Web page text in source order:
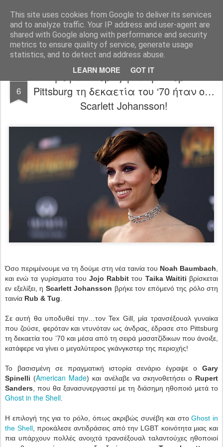
This site uses cookies from Google to deliver its services
and to analyze traffic. Your IP address and user-agent are
shared with Google along with performance and security
metrics to ensure quality of service, generate usage
statistics, and to detect and address abuse.
LEARN MORE GOT IT
FilmBoy
6
Ο μεγαλύτερος γκάνγκστερ στο
Pittsburg τη δεκαετία του ‘70 ήταν ο…
Scarlett Johansson!
Όσο περιμένουμε να τη δούμε στη νέα ταινία του Noah Baumbach
και ενώ τα γυρίσματα του Jojo Rabbit του Taika Waititi βρίσκεται
εν εξελίξει, η Scarlett Johansson βρήκε τον επόμενό της ρόλο στη
ταινία Rub & Tug
Σε αυτή θα υποδυθεί την…τον Tex Gill, μία τρανσέξουαλ γυναίκα
που ζούσε, φερόταν και ντυνόταν ως άνδρας, έδρασε στο Pittsburg
τη δεκαετία του ’70 και μέσα από τη σειρά μασατζίδικων που άνοιξε,
κατάφερε να γίνει ο μεγαλύτερος γκάνγκστερ της περιοχής!
Το βασισμένη σε πραγματική ιστορία σενάριο έγραψε ο Gary
Spinelli (American Made) και ανέλαβε να σκηνοθετήσει ο Rupert
Sanders , που θα ξανασυνεργαστεί με τη διάσημη ηθοποιό μετά το
Ghost in the Shell
Η επιλογή της για το ρόλο, όπως ακριβώς συνέβη και στοGhost in
the Shell, προκάλεσε αντιδράσεις από την LGBT κοινότητα μιας και
πια υπάρχουν πολλές ανοιχτά τρανσέξουαλ ταλαντούχες ηθοποιοί